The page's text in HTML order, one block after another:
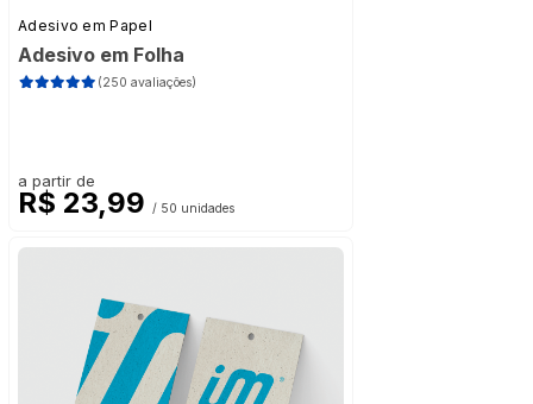
Adesivo em Papel
Adesivo em Folha
(250 avaliações)
a partir de
R$ 23,99 / 50 unidades